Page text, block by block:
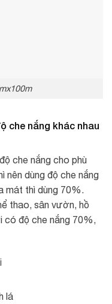
che nắng khác nhau
che nắng cho phù
nên dùng độ che nắng
mát thì dùng 70%.
thao, sân vườn, hồ
độ che nắng 70%,
lá